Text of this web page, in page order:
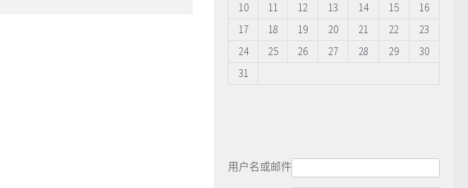
10
11 12 13 14 15
16
17
18 19 20 21 22
23
24
25 26 27 28 29
30
31
用户名或邮件